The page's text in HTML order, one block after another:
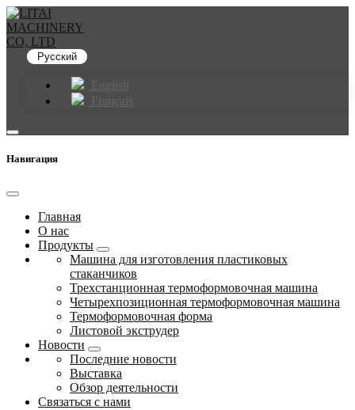
Русский
English
Français
Навигация
Главная
О нас
Продукты
Машина для изготовления пластиковых
стаканчиков
Трехстанционная термоформовочная машина
Четырехпозиционная термоформовочная машина
Термоформовочная форма
Листовой экструдер
Новости
Последние новости
Выставка
Обзор деятельности
Связаться с нами